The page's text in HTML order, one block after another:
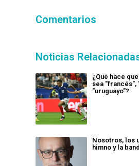
Comentarios
Noticias
¿Qué hace
sea "francés",
"uruguayo"?
Nosotros, los
himno y la